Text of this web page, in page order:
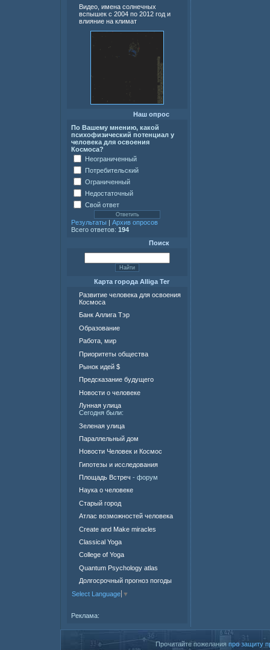
Видео, имена солнечных
вспышек с 2004 по 2012 год и
влияние на климат
Наш опрос
По Вашему мнению, какой
психофизический потенциал у
человека для освоения
Космоса?
Неограниченный
Потребительский
Ограниченный
Недостаточный
Свой ответ
Результаты | Архив опросов
Всего ответов: 194
Поиск
Карта города Alliga Ter
Развитие человека для освоения
Космоса
Банк Аллига Тэр
Образование
Работа, мир
Приоритеты общества
Рынок идей $
Предсказание будущего
Новости о человеке
Лунная улица
Сегодня были:
Зеленая улица
Параллельный дом
Новости Человек и Космос
Гипотезы и исследования
Площадь Встреч - форум
Наука о человеке
Старый город
Атлас возможностей человека
Create and Make miracles
Classical Yoga
College of Yoga
Quantum Psychology atlas
Долгосрочный прогноз погоды
Select Language ▼
Реклама:
Прочитайте пожелания про защиту